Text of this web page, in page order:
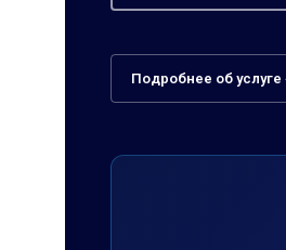
Подробнее об